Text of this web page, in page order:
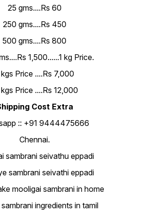
25 gms....Rs 60
250 gms....Rs 450
500 gms....Rs 800
1,500......1 kg Price.
Price ....Rs 7,000
Price ....Rs 12,000
Cost Extra
:: +91 9444475666
Chennai.
sambrani seivathu eppadi
sambrani seivathi eppadi
mooligai sambrani in home
ingredients in tamil